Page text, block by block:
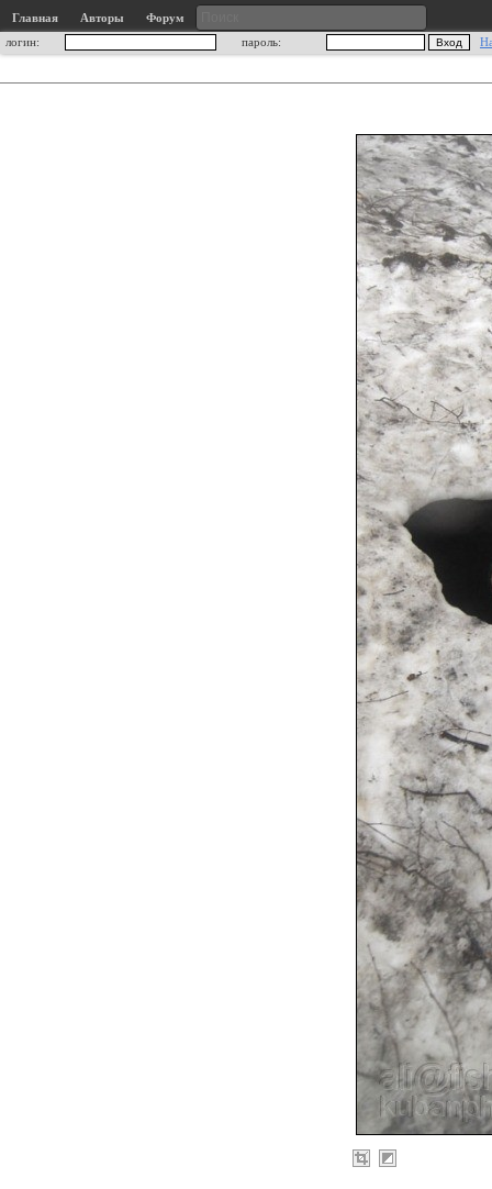
Главная Авторы
Форум
логин:
пароль: